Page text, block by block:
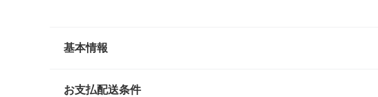
基本情報
お支払配送条件